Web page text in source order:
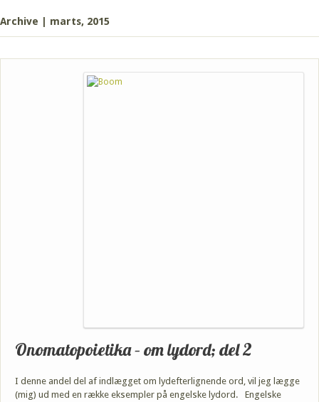
Archive | marts, 2015
Onomatopoietika – om lydord; del 2
I denne andel del af indlægget om lydefterlignende ord, vil jeg lægge
(mig) ud med en række eksempler på engelske lydord. Engelske